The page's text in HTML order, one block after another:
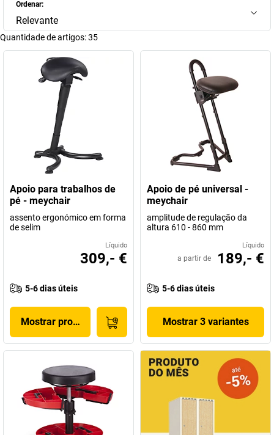
criamos soluções de assentos que resistem até às condições de
Ordenar:
Relevante
Quantidade de artigos:35
Apoio para trabalhos de
pé - meychair
assento ergonómico em forma
de selim
Líquido
309,- €
5-6 dias úteis
Mostrar produto
Apoio de pé universal -
meychair
amplitude de regulação da
altura 610 - 860 mm
Líquido
a partir de 189,- €
5-6 dias úteis
Mostrar 3 variantes